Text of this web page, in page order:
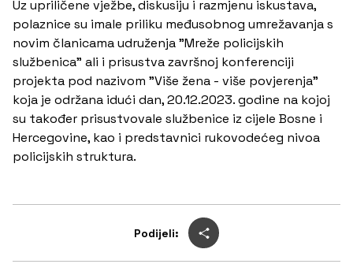
Uz upriličene vježbe, diskusiju i razmjenu iskustava,
polaznice su imale priliku međusobnog umrežavanja s
novim članicama udruženja "Mreže policijskih
službenica" ali i prisustva završnoj konferenciji
projekta pod nazivom "Više žena - više povjerenja"
koja je održana idući dan, 20.12.2023. godine na kojoj
su također prisustvovale službenice iz cijele Bosne i
Hercegovine, kao i predstavnici rukovodećeg nivoa
policijskih struktura.
Podijeli: